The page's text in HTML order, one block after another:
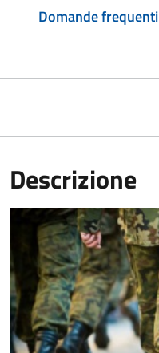
Domande frequenti
Descrizione